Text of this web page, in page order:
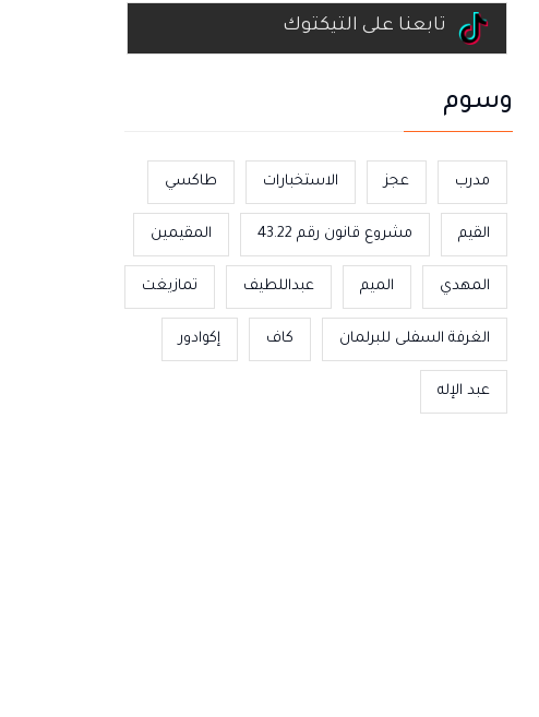
تابعنا على التيكتوك
وسوم
مدرب عجز الاستخبارات طاكسي
القيم مشروع قانون رقم 43.22 المقيمين
المهدي الميم عبداللطيف تمازيغت
الغرفة السفلى للبرلمان كاف إكوادور
عبد الإله